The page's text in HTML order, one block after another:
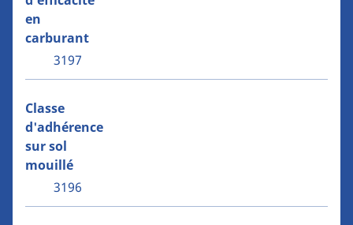
en
carburant
3197
Classe
d'adhérence
sur sol
mouillé
3196